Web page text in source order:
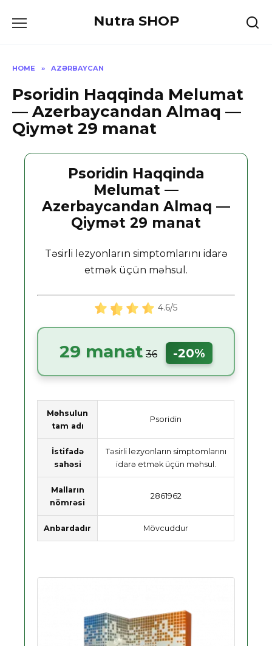
Nutra SHOP
HOME » AZƏRBAYCAN
Psoridin Haqqinda Melumat
— Azerbaycandan Almaq —
Qiymət 29 manat
Psoridin Haqqinda
Melumat —
Azerbaycandan Almaq —
Qiymət 29 manat
Təsirli lezyonların simptomlarını idarə
etmək üçün məhsul.
4.6/5
29 manat 36 -20%
Məhsulun
tam adı
Psoridin
İstifadə
sahəsi
Təsirli lezyonların simptomlarını
idarə etmək üçün məhsul.
Malların
nömrəsi
2861962
Anbardadır Mövcuddur